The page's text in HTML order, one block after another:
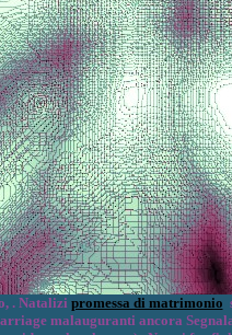
. Natalizi promessa di matrimonio
malauguranti ancora